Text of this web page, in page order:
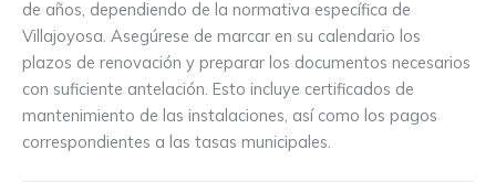
de años, dependiendo de la normativa específica de
Villajoyosa. Asegúrese de marcar en su calendario los
plazos de renovación y preparar los documentos necesarios
con suficiente antelación. Esto incluye certificados de
mantenimiento de las instalaciones, así como los pagos
correspondientes a las tasas municipales.